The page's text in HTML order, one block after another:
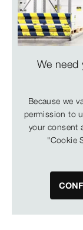
We
Because we
permission to
your consent
"Cookie